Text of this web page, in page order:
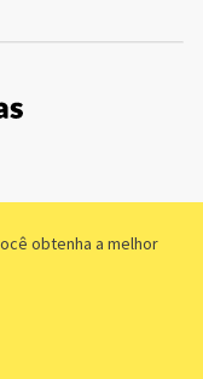
obtenha a melhor
0001-89 - Rua Dr.
SP - Brasil